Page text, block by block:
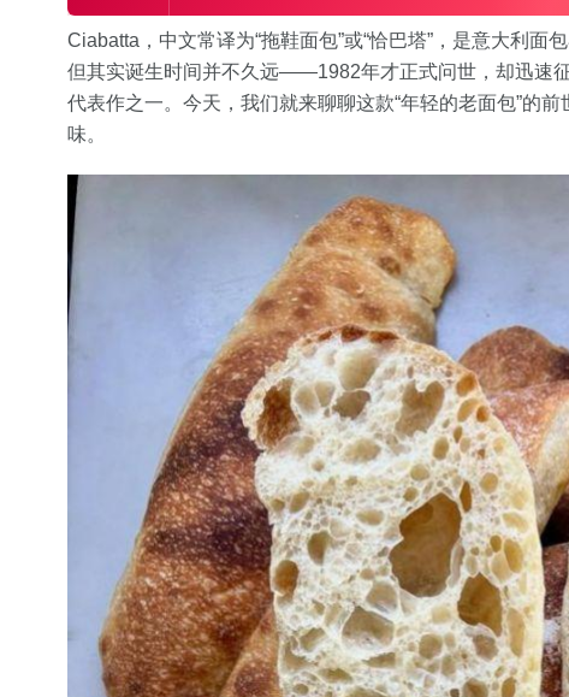
Ciabatta，中文常译为“拖鞋面包”或“恰巴塔”，是意大利面
但其实诞生时间并不久远——1982年才正式问世，却迅速
代表作之一。今天，我们就来聊聊这款“年轻的老面包”的
味。